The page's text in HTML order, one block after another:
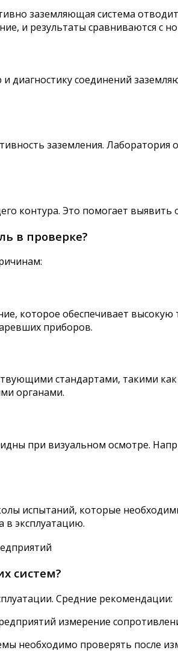
заземляющая система
и результаты сравниваются с
диагностику соединений
заземления.
контура. Это помогает
в проверке?
которое обеспечивает
приборов.
стандартами, такими
органами.
при визуальном осмотре.
испытаний, которые
в эксплуатацию.
систем?
Средние рекомендации:
измерение
необходимо проверять после